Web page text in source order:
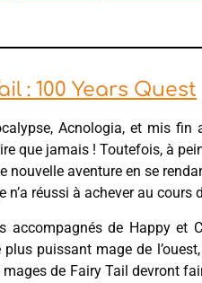
: 100 Years Quest
Acnologia, et mis
que jamais ! Toutefois, à
aventure en se
n’a réussi à achever au cours
accompagnés de Happy et
puissant mage de
mages de Fairy Tail devront